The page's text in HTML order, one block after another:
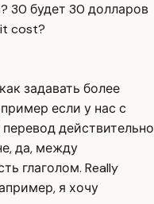
30 будет 30 долларов
cost?
задавать более
если у нас с
действительно
да, между
глаголом. Really
я хочу